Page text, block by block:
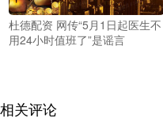
杜德配资 网传“5月1日起医生不
用24小时值班了”是谣言
相关评论